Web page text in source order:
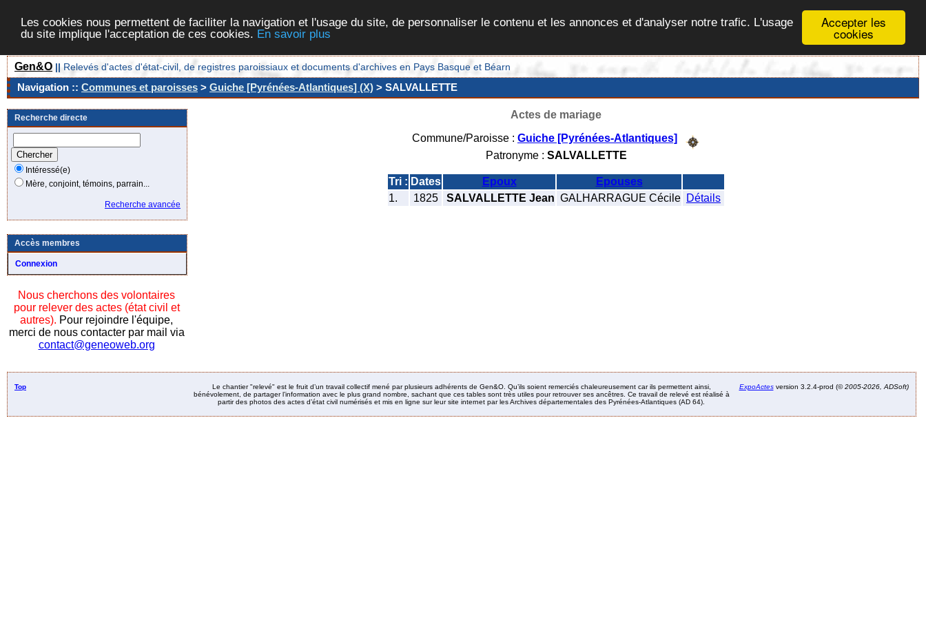
Accepter les
cookies
Les cookies nous permettent de faciliter la navigation et l'usage du site, de personnaliser le contenu et les annonces et d'analyser notre trafic. L'usage
du site implique l'acceptation de ces cookies. En savoir plus
Gen&O || Relevés d'actes d'état-civil, de registres paroissiaux et documents d'archives en Pays Basque et Béarn
Navigation :: Communes et paroisses > Guiche [Pyrénées-Atlantiques] (X) > SALVALLETTE
Recherche directe
Intéressé(e)
Mère, conjoint, témoins, parrain...
Recherche avancée
Accès membres
Connexion
Nous cherchons des volontaires
pour relever des actes (état civil et
autres). Pour rejoindre l'équipe,
merci de nous contacter par mail via
contact@geneoweb.org
Actes de mariage
Commune/Paroisse : Guiche [Pyrénées-Atlantiques]
Patronyme : SALVALLETTE
Tri : Dates Epoux
Epouses
1.
1825 SALVALLETTE Jean GALHARRAGUE Cécile Détails
Top
Le chantier "relevé" est le fruit d’un travail collectif mené par plusieurs adhérents de Gen&O. Qu’ils soient remerciés chaleureusement car ils permettent ainsi,
bénévolement, de partager l’information avec le plus grand nombre, sachant que ces tables sont très utiles pour retrouver ses ancêtres. Ce travail de relevé est réalisé à
partir des photos des actes d’état civil numérisés et mis en ligne sur leur site internet par les Archives départementales des Pyrénées-Atlantiques (AD 64).
ExpoActesversion 3.2.4-prod (©2005-2026, ADSoft)